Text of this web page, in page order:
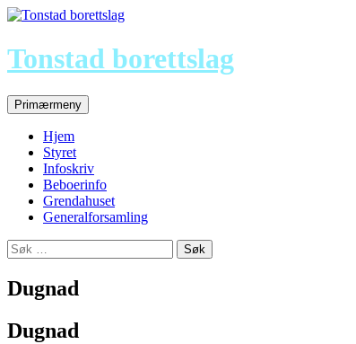
Tonstad borettslag
SøkPrimærmeny Hopp
til
Hjem
Styret
Infoskriv
Beboerinfo
Grendahuset
Generalforsamling
Søk
etter:
Dugnad
Dugnad